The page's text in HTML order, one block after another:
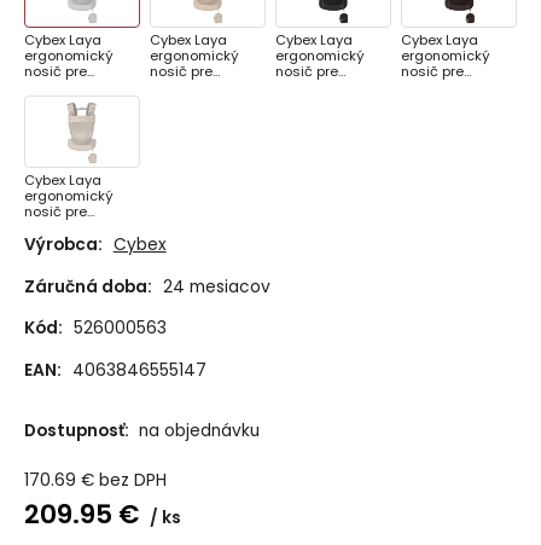
Cybex Laya
ergonomický
nosič pre
narodenia - Fog
Cybex Laya
ergonomický
nosič pre
Cybex Laya
ergonomický
nosič pre
Cybex Laya
ergonomický
nosič pre
Cybex Laya
ergonomický
nosič pre
narodenia -
Dune Grey
Výrobca: Cybex
Záručná doba: 24 mesiacov
Kód: 526000563
EAN: 4063846555147
Dostupnosť: na objednávku
170.69 € bez DPH
209.95 € ks